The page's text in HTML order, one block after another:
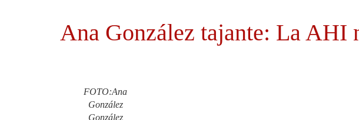
Ana González tajante: La AHI
FOTO:Ana
González
González